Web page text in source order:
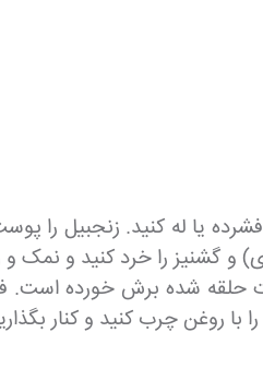
یا له کنید. زنجبیل را
و گشنیز را خرد کنید و نمک
حلقه شده برش خورده است.